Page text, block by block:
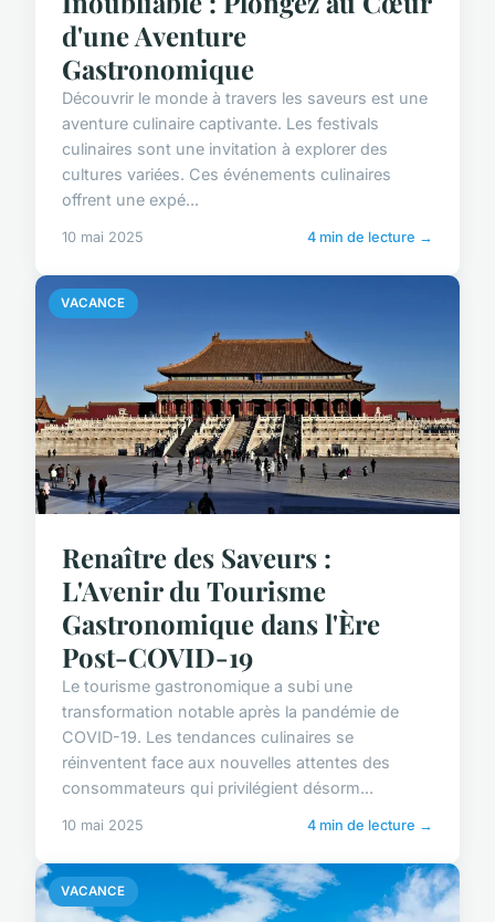
d'une Aventure
Gastronomique
Découvrir le monde à travers les saveurs est une
aventure culinaire captivante. Les festivals
culinaires sont une invitation à explorer des
cultures variées. Ces événements culinaires
offrent une expé...
10 mai 2025 4 min de lecture →
VACANCE
Renaître des Saveurs :
L'Avenir du Tourisme
Gastronomique dans l'Ère
Post-COVID-19
Le tourisme gastronomique a subi une
transformation notable après la pandémie de
COVID-19. Les tendances culinaires se
réinventent face aux nouvelles attentes des
consommateurs qui privilégient désorm...
10 mai 2025 4 min de lecture →
VACANCE